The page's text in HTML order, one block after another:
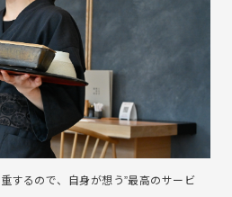
するので、自身が想う”最高のサービ